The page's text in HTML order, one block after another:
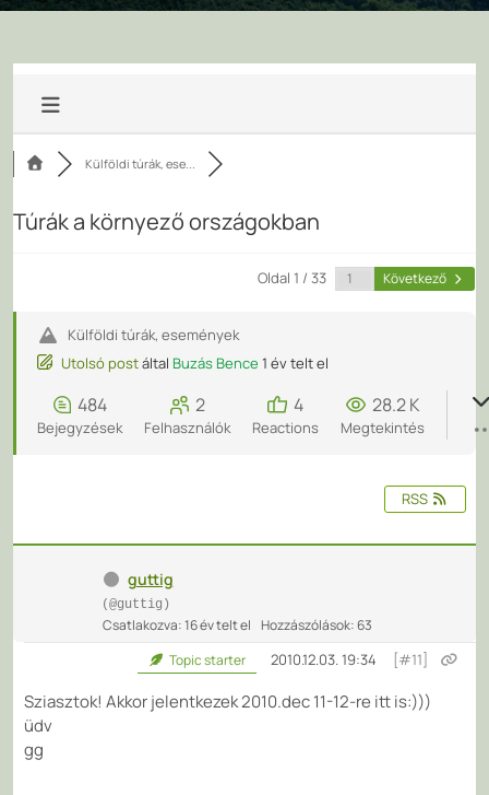
Külföldi túrák, ese...
Túrák a környező országokban
Oldal 1 / 33 Következő
Külföldi túrák, események
Utolsó postáltal Buzás Bence 1 év telt el
484
Bejegyzések
2
Felhasználók
4
Reactions
28.2 K
Megtekintés
RSS
guttig
(@guttig)
Csatlakozva: 16 év telt el Hozzászólások: 63
Topic starter
2010.12.03. 19:34 [#11]
Sziasztok! Akkor jelentkezek 2010.dec 11-12-re itt is:)))
üdv
gg